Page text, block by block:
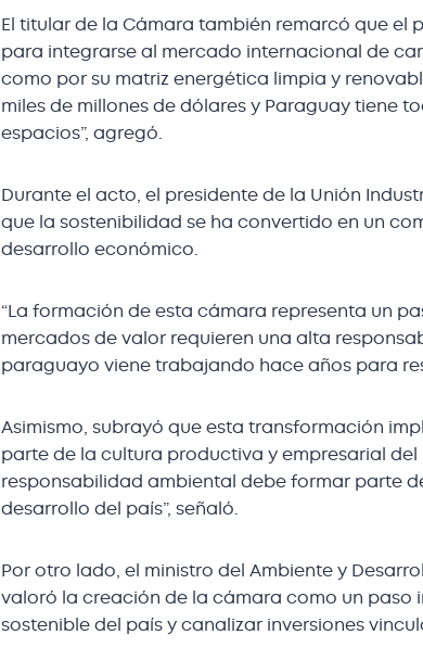
El titular de la Cámara también remarcó que
para integrarse al mercado internacional de
como por su matriz energética limpia y
miles de millones de dólares y Paraguay tiene
espacios”, agregó.
Durante el acto, el presidente de la Unión
que la sostenibilidad se ha convertido en un
desarrollo económico.
“La formación de esta cámara representa un
mercados de valor requieren una alta
paraguayo viene trabajando hace años para
Asimismo, subrayó que esta transformación
parte de la cultura productiva y empresarial del
responsabilidad ambiental debe formar parte
desarrollo del país”, señaló.
Por otro lado, el ministro del Ambiente y
valoró la creación de la cámara como un
sostenible del país y canalizar inversiones